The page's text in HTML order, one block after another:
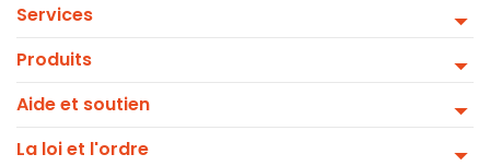
Services
Produits
Aide et soutien
La loi et l'ordre